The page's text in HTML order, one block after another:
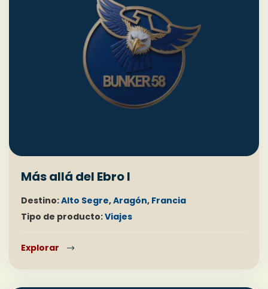
Más allá del Ebro I
Destino:Alto Segre,Aragón, Francia
Tipo de producto:Viajes
Explorar